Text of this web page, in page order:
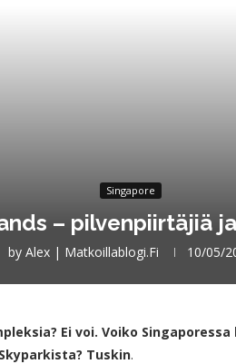
Singapore
– pilvenpiirtäjiä
by Alex | Matkoillablogi.fi 10/05/
Ei voi. Voiko Singaporessa
Tuskin.